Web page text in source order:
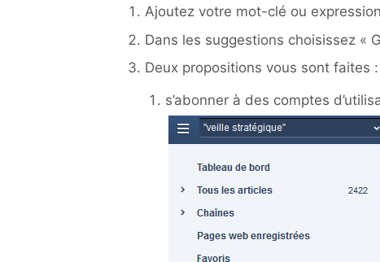
Ajoutez votre mot-clé ou
Dans les suggestions choisissez «
Deux propositions vous sont faites :
s’abonner à des comptes